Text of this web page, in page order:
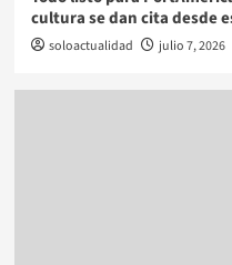
cultura se dan cita desde
soloactualidad julio 7, 2026